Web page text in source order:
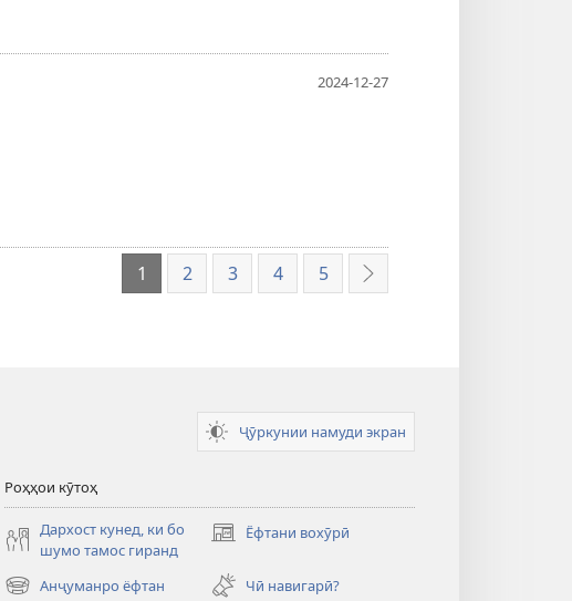
2024-12-27
1 2 3 4 5 Навбатӣ
Ҷӯркунии намуди экран
Роҳҳои кӯтоҳ
Дархост кунед, ки бо
шумо тамос гиранд
Ёфтани вохӯрӣ
(дар
нав
Анҷуманро ёфтан
(дар Чӣ навигарӣ?